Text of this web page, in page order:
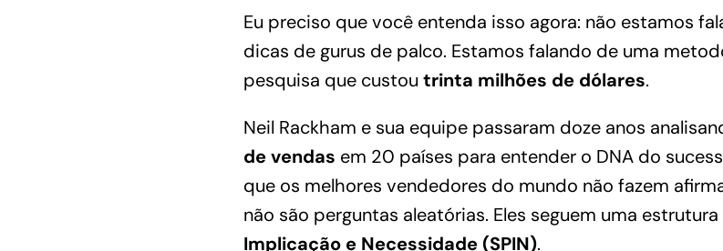
Eu preciso que você entenda isso agora: não estamos
dicas de gurus de palco. Estamos falando de uma
pesquisa que custou trinta milhões de dólares.
Neil Rackham e sua equipe passaram doze anos
de vendas em 20 países para entender o DNA do
que os melhores vendedores do mundo não fazem
não são perguntas aleatórias. Eles seguem uma
Implicação e Necessidade (SPIN).